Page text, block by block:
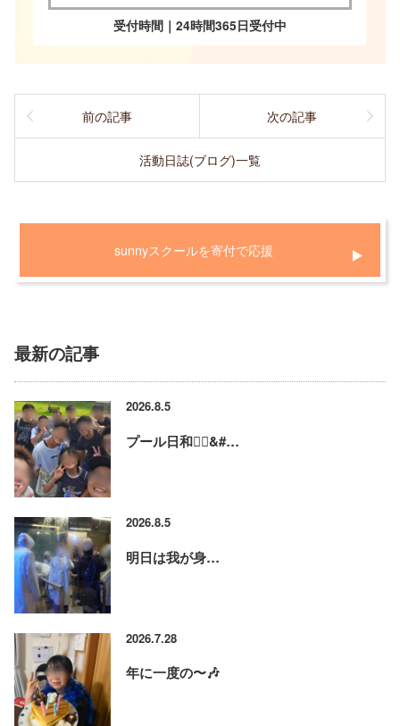
受付時間｜24時間365日受付中
前の記事
活動日誌(ブログ)一覧
次の記事
sunnyスクールを寄付で応援
最新の記事
2026.8.5
プール日和🏊‍♂&#…
2026.8.5
明日は我が身…
2026.7.28
年に一度の〜🎶